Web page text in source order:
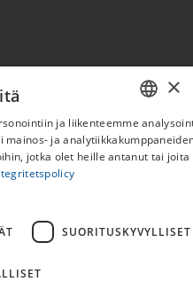
FI
×
ja liikenteemme
mainos- ja
jotka olet heille antanut tai joita
SUORITUSKYVYLLISET